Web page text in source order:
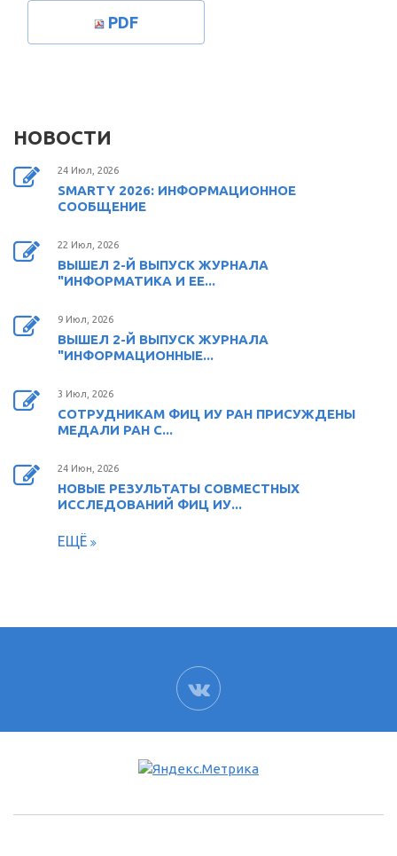
PDF
НОВОСТИ
24 Июл, 2026
SMARTY 2026: ИНФОРМАЦИОННОЕ
СООБЩЕНИЕ
22 Июл, 2026
ВЫШЕЛ 2-Й ВЫПУСК ЖУРНАЛА
"ИНФОРМАТИКА И ЕЕ...
9 Июл, 2026
ВЫШЕЛ 2-Й ВЫПУСК ЖУРНАЛА
"ИНФОРМАЦИОННЫЕ...
3 Июл, 2026
СОТРУДНИКАМ ФИЦ ИУ РАН ПРИСУЖДЕНЫ
МЕДАЛИ РАН С...
24 Июн, 2026
НОВЫЕ РЕЗУЛЬТАТЫ СОВМЕСТНЫХ
ИССЛЕДОВАНИЙ ФИЦ ИУ...
ЕЩЁ
ВК